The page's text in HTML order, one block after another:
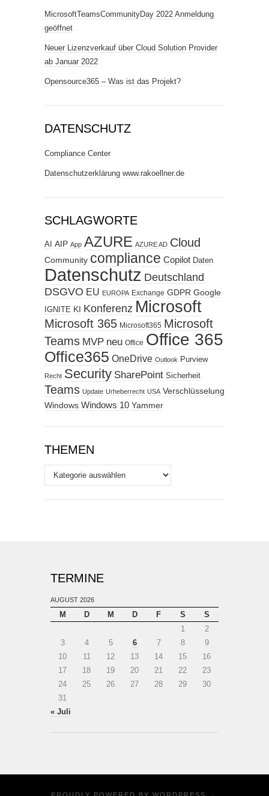
MicrosoftTeamsCommunityDay 2022 Anmeldung
geöffnet
Neuer Lizenzverkauf über Cloud Solution Provider
ab Januar 2022
Opensource365 – Was ist das Projekt?
DATENSCHUTZ
Compliance Center
Datenschutzerklärung www.rakoellner.de
SCHLAGWORTE
AI AIP App AZURE AZURE AD Cloud
Community compliance Copilot Daten
Datenschutz Deutschland
DSGVO EU EUROPA Exchange GDPR Google
IGNITE KI Konferenz Microsoft
Microsoft 365 Microsoft365 Microsoft
Teams MVP neu Office Office 365
Office365 OneDrive Outlook Purview
Recht Security SharePoint Sicherheit
Teams Update Urheberrecht USA Verschlüsselung
Windows Windows 10 Yammer
THEMEN
Themen
TERMINE
AUGUST 2026
M D M D F S
S
1
2
3
4 5 6 7 8
9
10
11 12 13 14 15
16
17
18 19 20 21 22
23
24
25 26 27 28 29
30
31
« Juli